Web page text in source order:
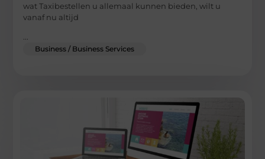
wat Taxibestellen u allemaal kunnen bieden, wilt u
vanaf nu altijd
Business / Business Services